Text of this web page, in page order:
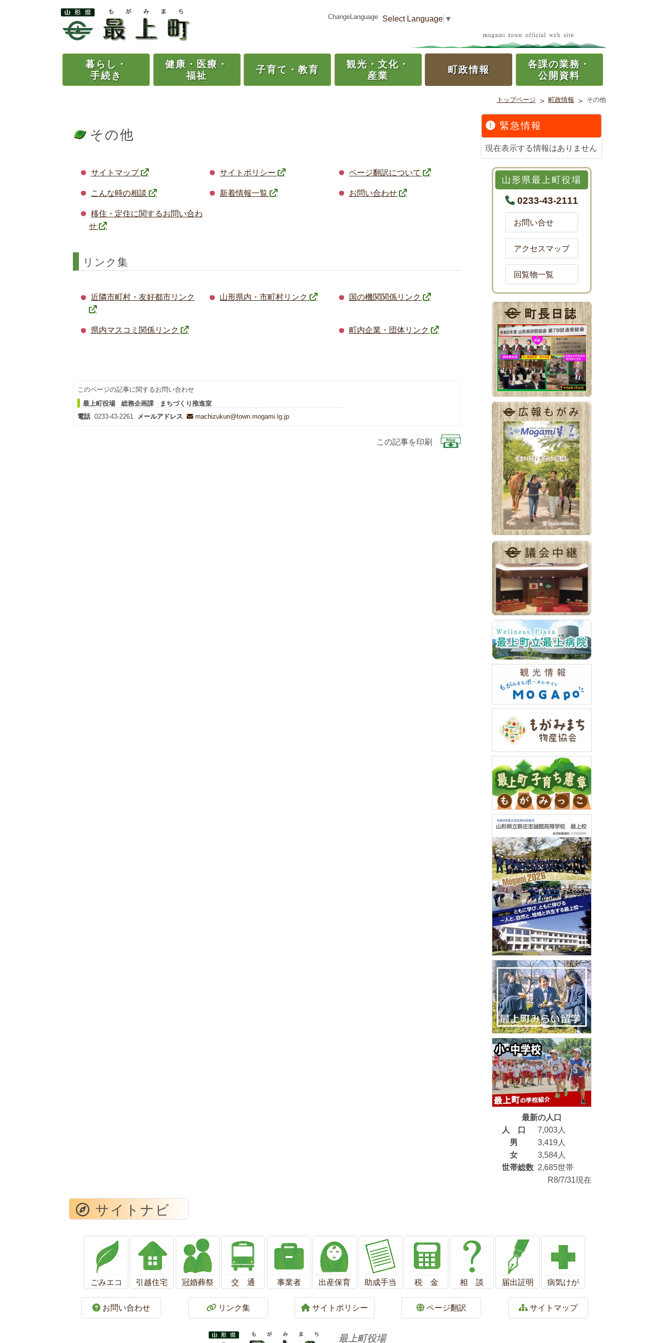
ChangeLanguage Select Language ▼
暮らし・
手続き
健康・ 医療・
福祉
子育て・ 教育
観光・文化・
産業
町政情報
各課の業務・
公開資料
トップページ > 町政情報 > その他
その他
サイトマップ サイトポリシー ページ翻訳について
こんな時の相談 新着情報一覧 お問い合わせ
移住・定住に関するお問い合わ
せ
リンク集
近隣市町村・友好都市リンク 山形県内・市町村リンク 国の機関関係リンク
県内マスコミ関係リンク 町内企業・団体リンク
このページの記事に関するお問い合わせ
最上町役場 総務企画課 まちづくり推進室
電話 0233-43-2261 メールアドレス machizukuri@town.mogami.lg.jp
この記事を印刷
緊急情報
現在表示する情報はありません
山形県最上町役場
0233-43-2111
お問い合せ
アクセスマップ
回覧物一覧
最新の人口
人 口
7,003人
男
3,419人
女
3,584人
世帯総数 2,685世帯
R8/7/31現在
サイトナビ
ごみエコ 引越住宅 冠婚葬祭 交 通 事業者 出産保育 助成手当 税 金 相 談 届出証明 病気けが
お問い合わせ リンク集 サイトポリシー ページ翻訳 サイトマップ
最上町役場